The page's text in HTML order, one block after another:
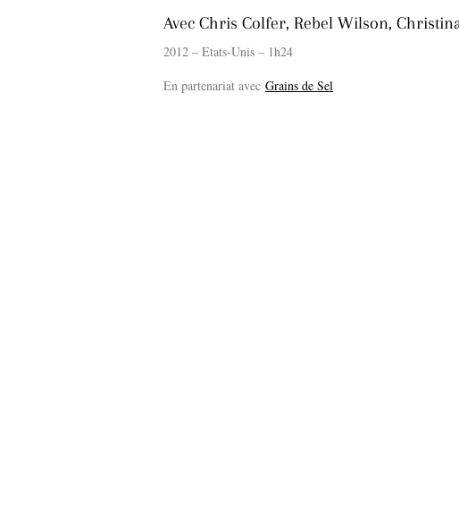
Avec Chris Colfer, Rebel Wilson,
2012 – Etats-Unis – 1h24
En partenariat avec Grains de Sel